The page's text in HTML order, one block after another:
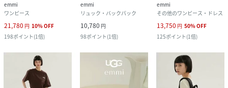
emmi
ワンピース
21,780 円 10%OFF
198ポイント(1倍)
emmi
リュック・バックパック
10,780 円
98ポイント(1倍)
emmi
その他のワンピース・ドレス
13,750 円 50%OFF
125ポイント(1倍)